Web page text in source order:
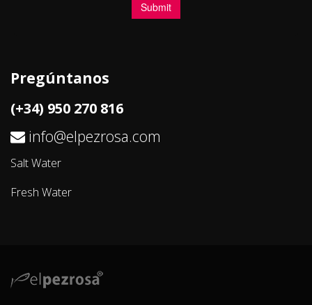
Pregúntanos
(+34) 950 270 816
info@elpezrosa.com
Salt Water
Fresh Water